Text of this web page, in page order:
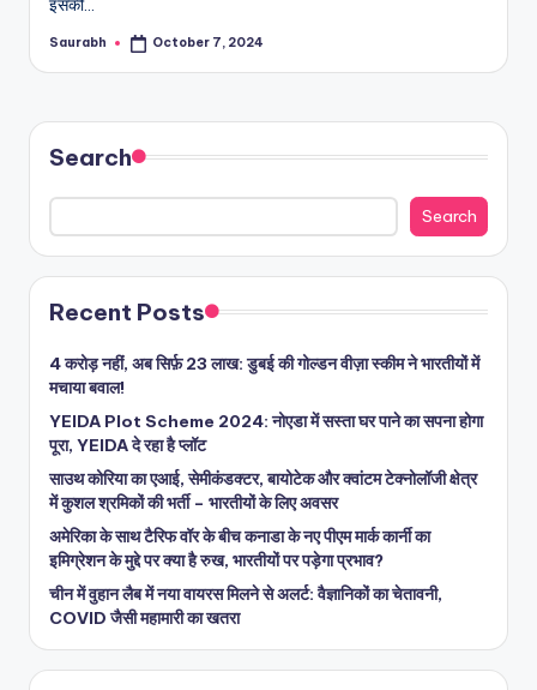
Posted
Saurabh October 7, 2024
Search
Search
Recent Posts
4 करोड़ नहीं, अब सिर्फ़ 23 लाख: डुबई की गोल्डन वीज़ा स्कीम ने भारतीयों में
मचाया बवाल!
YEIDA Plot Scheme 2024: नोएडा में सस्ता घर पाने का सपना होगा
पूरा, YEIDA दे रहा है प्लॉट
साउथ कोरिया का एआई, सेमीकंडक्टर, बायोटेक और क्वांटम टेक्नोलॉजी क्षेत्र
में कुशल श्रमिकों की भर्ती – भारतीयों के लिए अवसर
अमेरिका के साथ टैरिफ वॉर के बीच कनाडा के नए पीएम मार्क कार्नी का
इमिग्रेशन के मुद्दे पर क्या है रुख, भारतीयों पर पड़ेगा प्रभाव?
चीन में वुहान लैब में नया वायरस मिलने से अलर्ट: वैज्ञानिकों का चेतावनी,
COVID जैसी महामारी का खतरा